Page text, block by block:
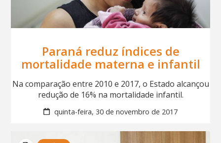
Paraná reduz índices de
mortalidade materna e infantil
Na comparação entre 2010 e 2017, o Estado alcançou
redução de 16% na mortalidade infantil.
quinta-feira, 30 de novembro de 2017